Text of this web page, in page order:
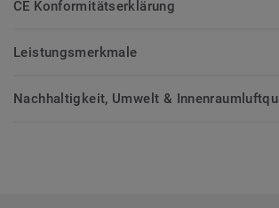
CE Konformitätserklärung
Leistungsmerkmale
Nachhaltigkeit, Umwelt &